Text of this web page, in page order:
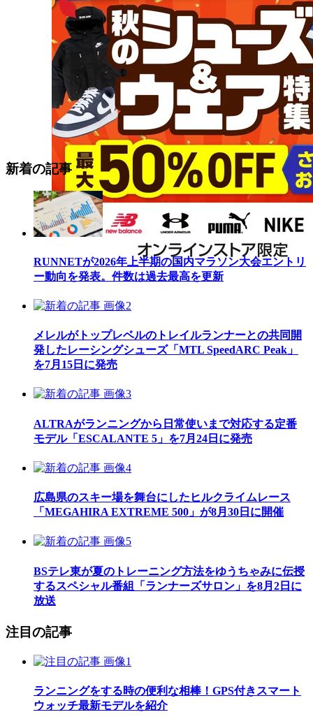
新着の記事
RUNNETが2026年上半期の国内マラソン大会エントリ
ー動向を発表。件数は過去最高を更新
メレルがトップレベルのトレイルランナーとの共同開
発したレーシングシューズ「MTL SpeedARC Peak」
を7月15日に発売
ALTRAがランニングから日常使いまで対応する定番
モデル「ESCALANTE 5」を7月24日に発売
広島県のスキー場を舞台にしたヒルクライムレース
「MEGAHIRA EXTREME 500」が8月30日に開催
BSテレ東が夏のトレーニング方法をゆうちゃみに伝授
するスペシャル番組「ランナーズサロン」を8月2日に
放送
注目の記事
ランニングをする時の便利な相棒！GPS付きスマート
ウォッチ最新モデルを紹介